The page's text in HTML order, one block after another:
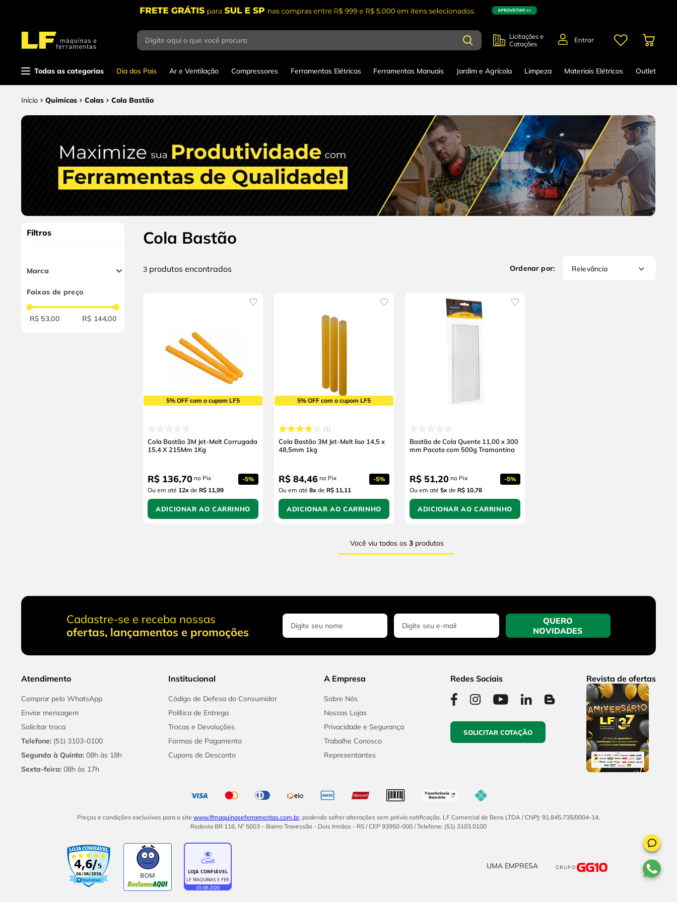
Digite aqui o que você procura
Licitações e
Cotações
Entrar
Todas as categorias Dia dos Pais Ar e Ventilação Compressores Ferramentas Elétricas Ferramentas Manuais Jardim e Agrícola Limpeza Materiais Elétricos Outlet
Químicos Colas Cola Bastão
Filtros
Marca
Tramontina
Faixas de preço
R$ 53,00 R$ 144,00
Cola Bastão
3 produtos Relevância
5% OFF com o cupom LF5
Cola Bastão 3M Jet-Melt Corrugada
15,4 X 215Mm 1Kg
R$ 136,70 no Pix -5%
Ou em até 12x de R$ 11,99
ADICIONAR AO CARRINHO
5% OFF com o cupom LF5
1
Cola Bastão 3M Jet-Melt liso 14,5 x
48,5mm 1kg
R$ 84,46 no Pix -5%
Ou em até 8x de R$ 11,11
ADICIONAR AO CARRINHO
Bastão de Cola Quente 11,00 x 300
mm Pacote com 500g Tramontina
R$ 51,20 no Pix -5%
Ou em até 5x de R$ 10,78
ADICIONAR AO CARRINHO
Você viu todos os 3produtos
Cadastre-se e receba nossas
ofertas, lançamentos e promoções
QUERO
NOVIDADES
Atendimento
Comprar pelo WhatsApp
Enviar mensagem
Solicitar troca
Telefone: (51) 3103-0100
Segunda à Quinta: 08h às 18h
Sexta-feira: 08h às 17h
Institucional
Código de Defesa do Consumidor
Política de Entrega
Trocas e Devoluções
Formas de Pagamento
Cupons de Desconto
A Empresa
Sobre Nós
Nossas Lojas
Privacidade e Segurança
Trabalhe Conosco
Representantes
Redes Sociais
SOLICITAR COTAÇÃO
Revista de ofertas
Preços e condições exclusivos para o site www.lfmaquinaseferramentas.com.br, podendo sofrer alterações sem prévia notificação. LF Comercial de Bens LTDA / CNPJ: 91.845.735/0004-14.
Rodovia BR 116, Nº 5003 – Bairro Travessão - Dois Irmãos - RS / CEP 93950-000 / Telefone: (51) 3103.0100
BOM
UMA EMPRESA
Termos mais buscados
caixa ferramentas
alicate